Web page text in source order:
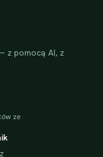
z pomocą AI, z
ze